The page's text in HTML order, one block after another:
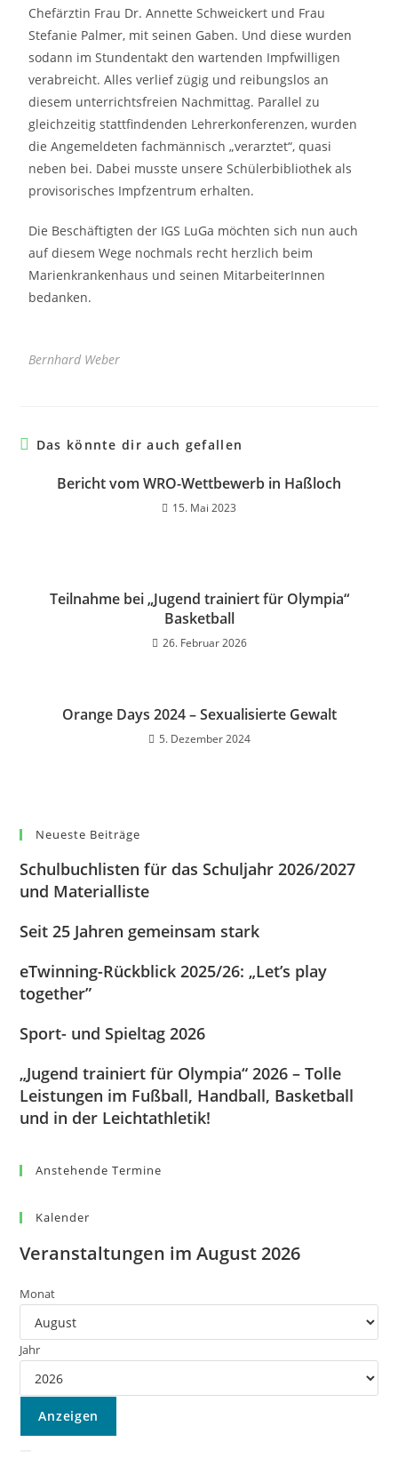
Chefärztin Frau Dr. Annette Schweickert und Frau
Stefanie Palmer, mit seinen Gaben. Und diese wurden
sodann im Stundentakt den wartenden Impfwilligen
verabreicht. Alles verlief zügig und reibungslos an
diesem unterrichtsfreien Nachmittag. Parallel zu
gleichzeitig stattfindenden Lehrerkonferenzen, wurden
die Angemeldeten fachmännisch „verarztet“, quasi
neben bei. Dabei musste unsere Schülerbibliothek als
provisorisches Impfzentrum erhalten.
Die Beschäftigten der IGS LuGa möchten sich nun auch
auf diesem Wege nochmals recht herzlich beim
Marienkrankenhaus und seinen MitarbeiterInnen
bedanken.
Bernhard Weber
Das könnte dir auch gefallen
Bericht vom WRO-Wettbewerb in Haßloch
15. Mai 2023
Teilnahme bei „Jugend trainiert für Olympia“
Basketball
26. Februar 2026
Orange Days 2024 – Sexualisierte Gewalt
5. Dezember 2024
Neueste Beiträge
Schulbuchlisten für das Schuljahr 2026/2027
und Materialliste
Seit 25 Jahren gemeinsam stark
eTwinning-Rückblick 2025/26: „Let’s play
together”
Sport- und Spieltag 2026
„Jugend trainiert für Olympia“ 2026 – Tolle
Leistungen im Fußball, Handball, Basketball
und in der Leichtathletik!
Anstehende Termine
Kalender
Veranstaltungen im August 2026
Monat
Jahr